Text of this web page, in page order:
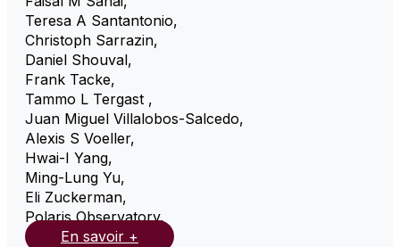
Teresa A Santantonio,
Christoph Sarrazin,
Daniel Shouval,
Frank Tacke,
Tammo L Tergast ,
Juan Miguel Villalobos-Salcedo,
Alexis S Voeller,
Hwai-I Yang,
Ming-Lung Yu,
Eli Zuckerman,
Polaris Observatory,
En savoir +